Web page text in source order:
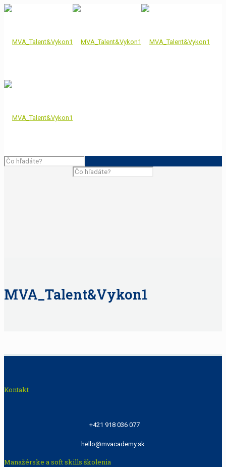
MVA_Talent&Vykon1
Kontakt
+421 918 036 077
hello@mvacademy.sk
Manažérske a soft skills školenia